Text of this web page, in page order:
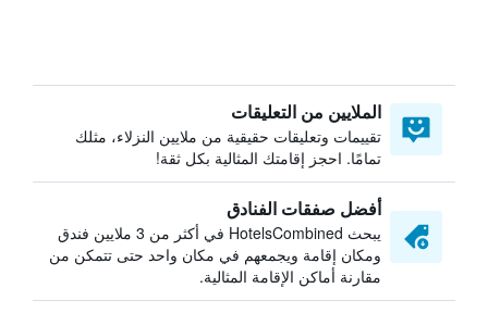
الملايين من التعليقات
تقييمات وتعليقات حقيقية من ملايين النزلاء، مثلك
تمامًا. احجز إقامتك المثالية بكل ثقة!
أفضل صفقات الفنادق
يبحث HotelsCombined في أكثر من 3 ملايين فندق
ومكان إقامة ويجمعهم في مكان واحد حتى تتمكن من
مقارنة أماكن الإقامة المثالية.